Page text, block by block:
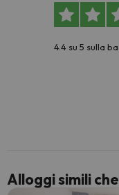
4.4 su 5 sulla
Alloggi simili